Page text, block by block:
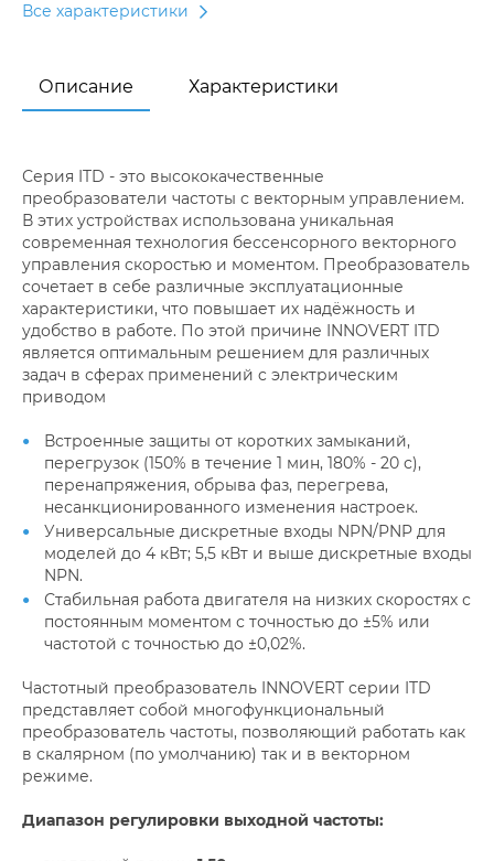
Все характеристики
Описание Характеристики
Серия ITD - это высококачественные
преобразователи частоты с векторным управлением.
В этих устройствах использована уникальная
современная технология бессенсорного векторного
управления скоростью и моментом. Преобразователь
сочетает в себе различные эксплуатационные
характеристики, что повышает их надёжность и
удобство в работе. По этой причине INNOVERT ITD
является оптимальным решением для различных
задач в сферах применений c электрическим
приводом
Встроенные защиты от коротких замыканий,
перегрузок (150% в течение 1 мин, 180% - 20 с),
перенапряжения, обрыва фаз, перегрева,
несанкционированного изменения настроек.
Универсальные дискретные входы NPN/PNP для
моделей до 4 кВт; 5,5 кВт и выше дискретные входы
NPN.
Стабильная работа двигателя на низких скоростях с
постоянным моментом с точностью до ±5% или
частотой с точностью до ±0,02%.
Частотный преобразователь INNOVERT серии ITD
представляет собой многофункциональный
преобразователь частоты, позволяющий работать как
в скалярном (по умолчанию) так и в векторном
режиме.
Диапазон регулировки выходной частоты: